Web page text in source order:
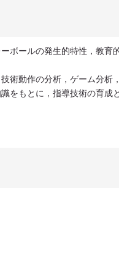
ボールの発生的特性，教育
術動作の分析，ゲーム分析
をもとに，指導技術の育成